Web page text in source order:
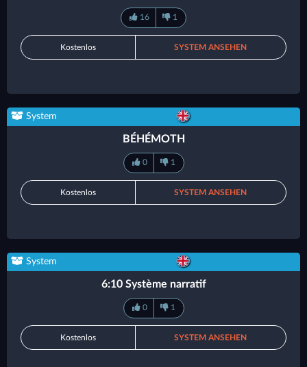
16 1
Kostenlos SYSTEM ANSEHEN
System
BÉHÉMOTH
0 1
Kostenlos SYSTEM ANSEHEN
System
6:10 Système narratif
0 1
Kostenlos SYSTEM ANSEHEN